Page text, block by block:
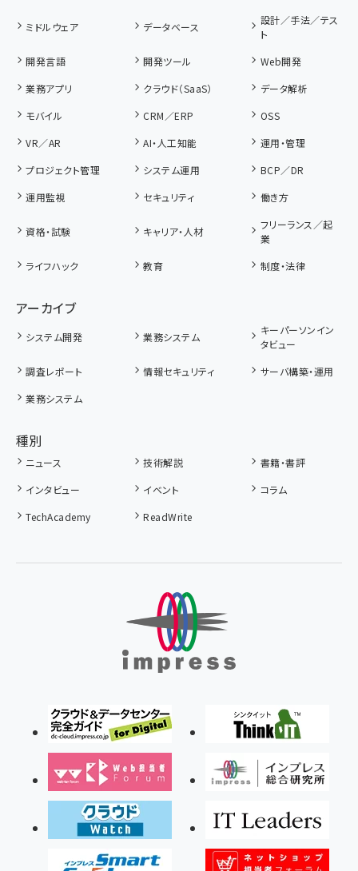
ミドルウェア データベース
設計／手法／テス
ト
開発言語
開発ツール
Web開発
業務アプリ
クラウド（SaaS）
データ解析
モバイル
CRM／ERP
OSS
VR／AR
AI・人工知能
運用・管理
プロジェクト管理
システム運用
BCP／DR
運用監視
セキュリティ 働き方
資格・試験 キャリア・人材
フリーランス／起
業
ライフハック
教育 制度・法律
アーカイブ
システム開発 業務システム
キーパーソンイン
タビュー
調査レポート
情報セキュリティ
サーバ構築・運用
業務システム
種別
ニュース 技術解説
書籍・書評
インタビュー
イベント
コラム
TechAcademy
ReadWrite